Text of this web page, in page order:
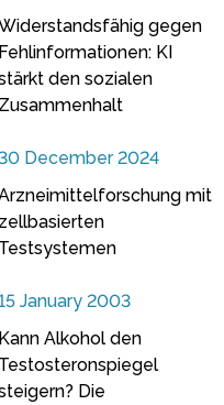
gegen
Fehlinformationen: KI
den sozialen
Zusammenhalt
December 2024
mit
zellbasierten
Testsystemen
January 2003
Kann Alkohol den
Testosteronspiegel
Die